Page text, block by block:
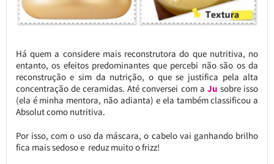
Há quem a considere mais reconstrutora do que nutritiva, no
entanto, os efeitos predominantes que percebi não são os da
reconstrução e sim da nutrição, o que se justifica pela alta
concentração de ceramidas. Até conversei com a Ju sobre isso
(ela é minha mentora, não adianta) e ela também classificou a
Absolut como nutritiva.
Por isso, com o uso da máscara, o cabelo vai ganhando brilho
fica mais sedoso e reduz muito o frizz!